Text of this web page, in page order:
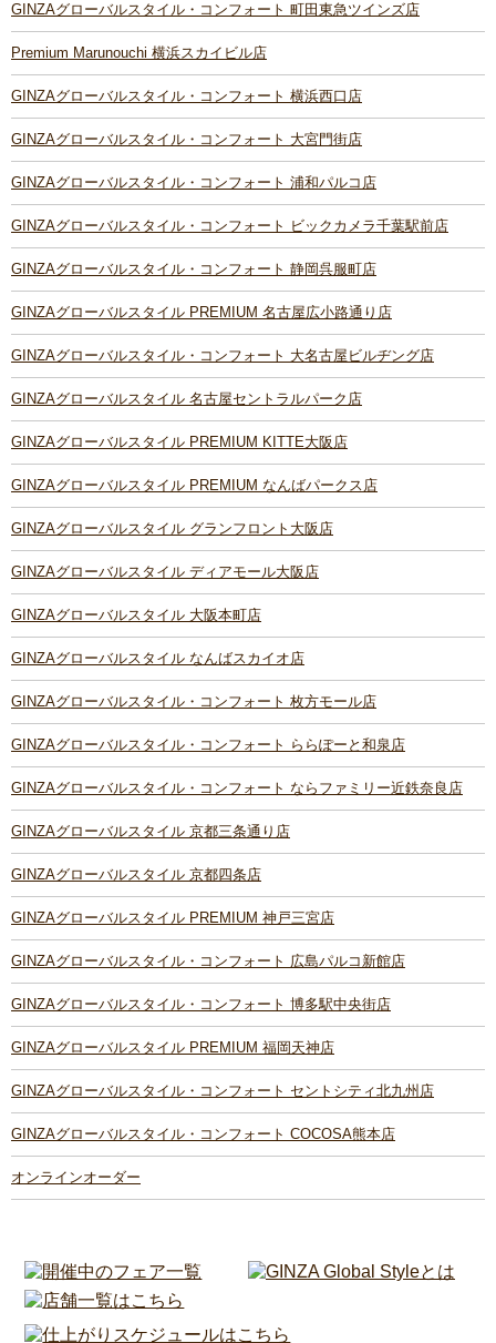
GINZAグローバルスタイル・コンフォート 町田東急ツインズ店
Premium Marunouchi 横浜スカイビル店
GINZAグローバルスタイル・コンフォート 横浜西口店
GINZAグローバルスタイル・コンフォート 大宮門街店
GINZAグローバルスタイル・コンフォート 浦和パルコ店
GINZAグローバルスタイル・コンフォート ビックカメラ千葉駅前店
GINZAグローバルスタイル・コンフォート 静岡呉服町店
GINZAグローバルスタイル PREMIUM 名古屋広小路通り店
GINZAグローバルスタイル・コンフォート 大名古屋ビルヂング店
GINZAグローバルスタイル 名古屋セントラルパーク店
GINZAグローバルスタイル PREMIUM KITTE大阪店
GINZAグローバルスタイル PREMIUM なんばパークス店
GINZAグローバルスタイル グランフロント大阪店
GINZAグローバルスタイル ディアモール大阪店
GINZAグローバルスタイル 大阪本町店
GINZAグローバルスタイル なんばスカイオ店
GINZAグローバルスタイル・コンフォート 枚方モール店
GINZAグローバルスタイル・コンフォート ららぽーと和泉店
GINZAグローバルスタイル・コンフォート ならファミリー近鉄奈良店
GINZAグローバルスタイル 京都三条通り店
GINZAグローバルスタイル 京都四条店
GINZAグローバルスタイル PREMIUM 神戸三宮店
GINZAグローバルスタイル・コンフォート 広島パルコ新館店
GINZAグローバルスタイル・コンフォート 博多駅中央街店
GINZAグローバルスタイル PREMIUM 福岡天神店
GINZAグローバルスタイル・コンフォート セントシティ北九州店
GINZAグローバルスタイル・コンフォート COCOSA熊本店
オンラインオーダー